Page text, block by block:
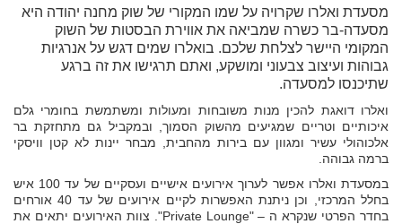
מסעדת ואלרו שקרויה על שמו המקורי של שוק מחנה יהודה היא
מסעדה-בר כשרה שמביאה את אווירת הבסטות של השוק
המקומי היישר לצלחת שלכם. בואלרו שמים דגש על אנרגיות
גבוהות ועיצוב צבעוני ומושקע, ואתם תרגישו את זה ברגע
שתיכנסו למסעדה.
ואלרו דואגת להכין מנות משובחות ומעולות ומשתמשת בחומרי גלם
איכותיים וטריים שמגיעים מהשוק הסמוך, ובמקביל גם מתחזקת בר
אלכוהולי עשיר ומגוון עם בירות מהחבית, מבחר יינות לא קטן וויסקי
ברמה גבוהה.
במסעדת ואלרו אפשר לערוך אירועים אישיים ועסקיים של עד 100 איש
בחלל המרכזי, וכן ניתנת האפשרות לקיים אירועים של עד 40 אורחים
בחדר הפרטי שנקרא ה – "Private Lounge". צוות האירועים יתאים את